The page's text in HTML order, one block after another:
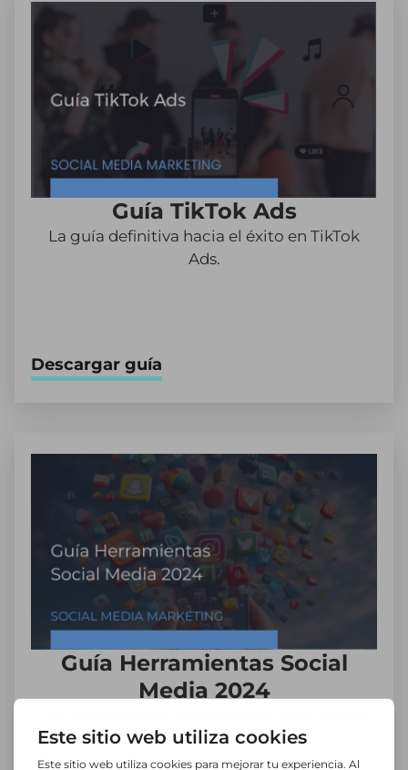
Guía TikTok Ads
La guía definitiva hacia el éxito en TikTok
Ads.
Descargar guía
Guía Herramientas Social
Media 2024
TOP.